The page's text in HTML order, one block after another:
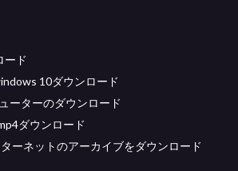
ード
10ダウンロード
ーターのダウンロード
ダウンロード
ーネットのアーカイブをダウンロード